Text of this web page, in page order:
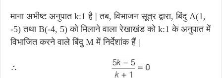
माना अभीष्ट अनुपात k:1 है | तब, विभाजन सूत्र द्वारा, बिंदु A(1,
-5) तथा B(-4, 5) को मिलाने वाला रेखाखंड को k:1 के अनुपात में
विभाजित करने वाले बिंदु M में निर्देशांक हैं |